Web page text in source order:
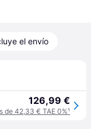
el envío
126,99 €
de 42,33 € TAE 0%¹